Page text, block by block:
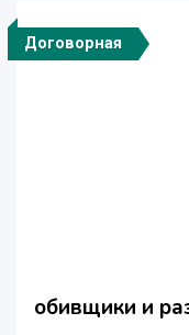
Договорная
обивщики и